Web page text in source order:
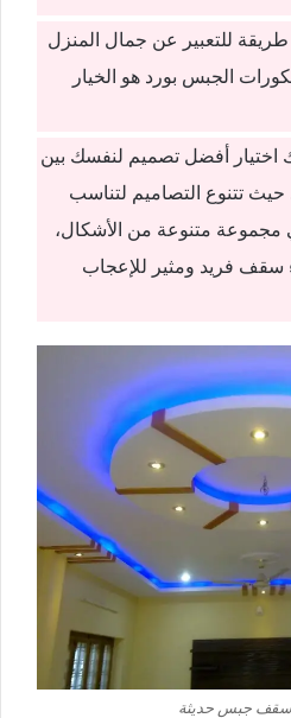
للتعبير عن جمال المنزل
الجبس بورد هو الخيار
اختيار أفضل تصميم لنفسك بين
تتنوع التصاميم لتناسب
مجموعة متنوعة من الأشكال،
سقف فريد ومثير للإعجاب
جبس حديثة